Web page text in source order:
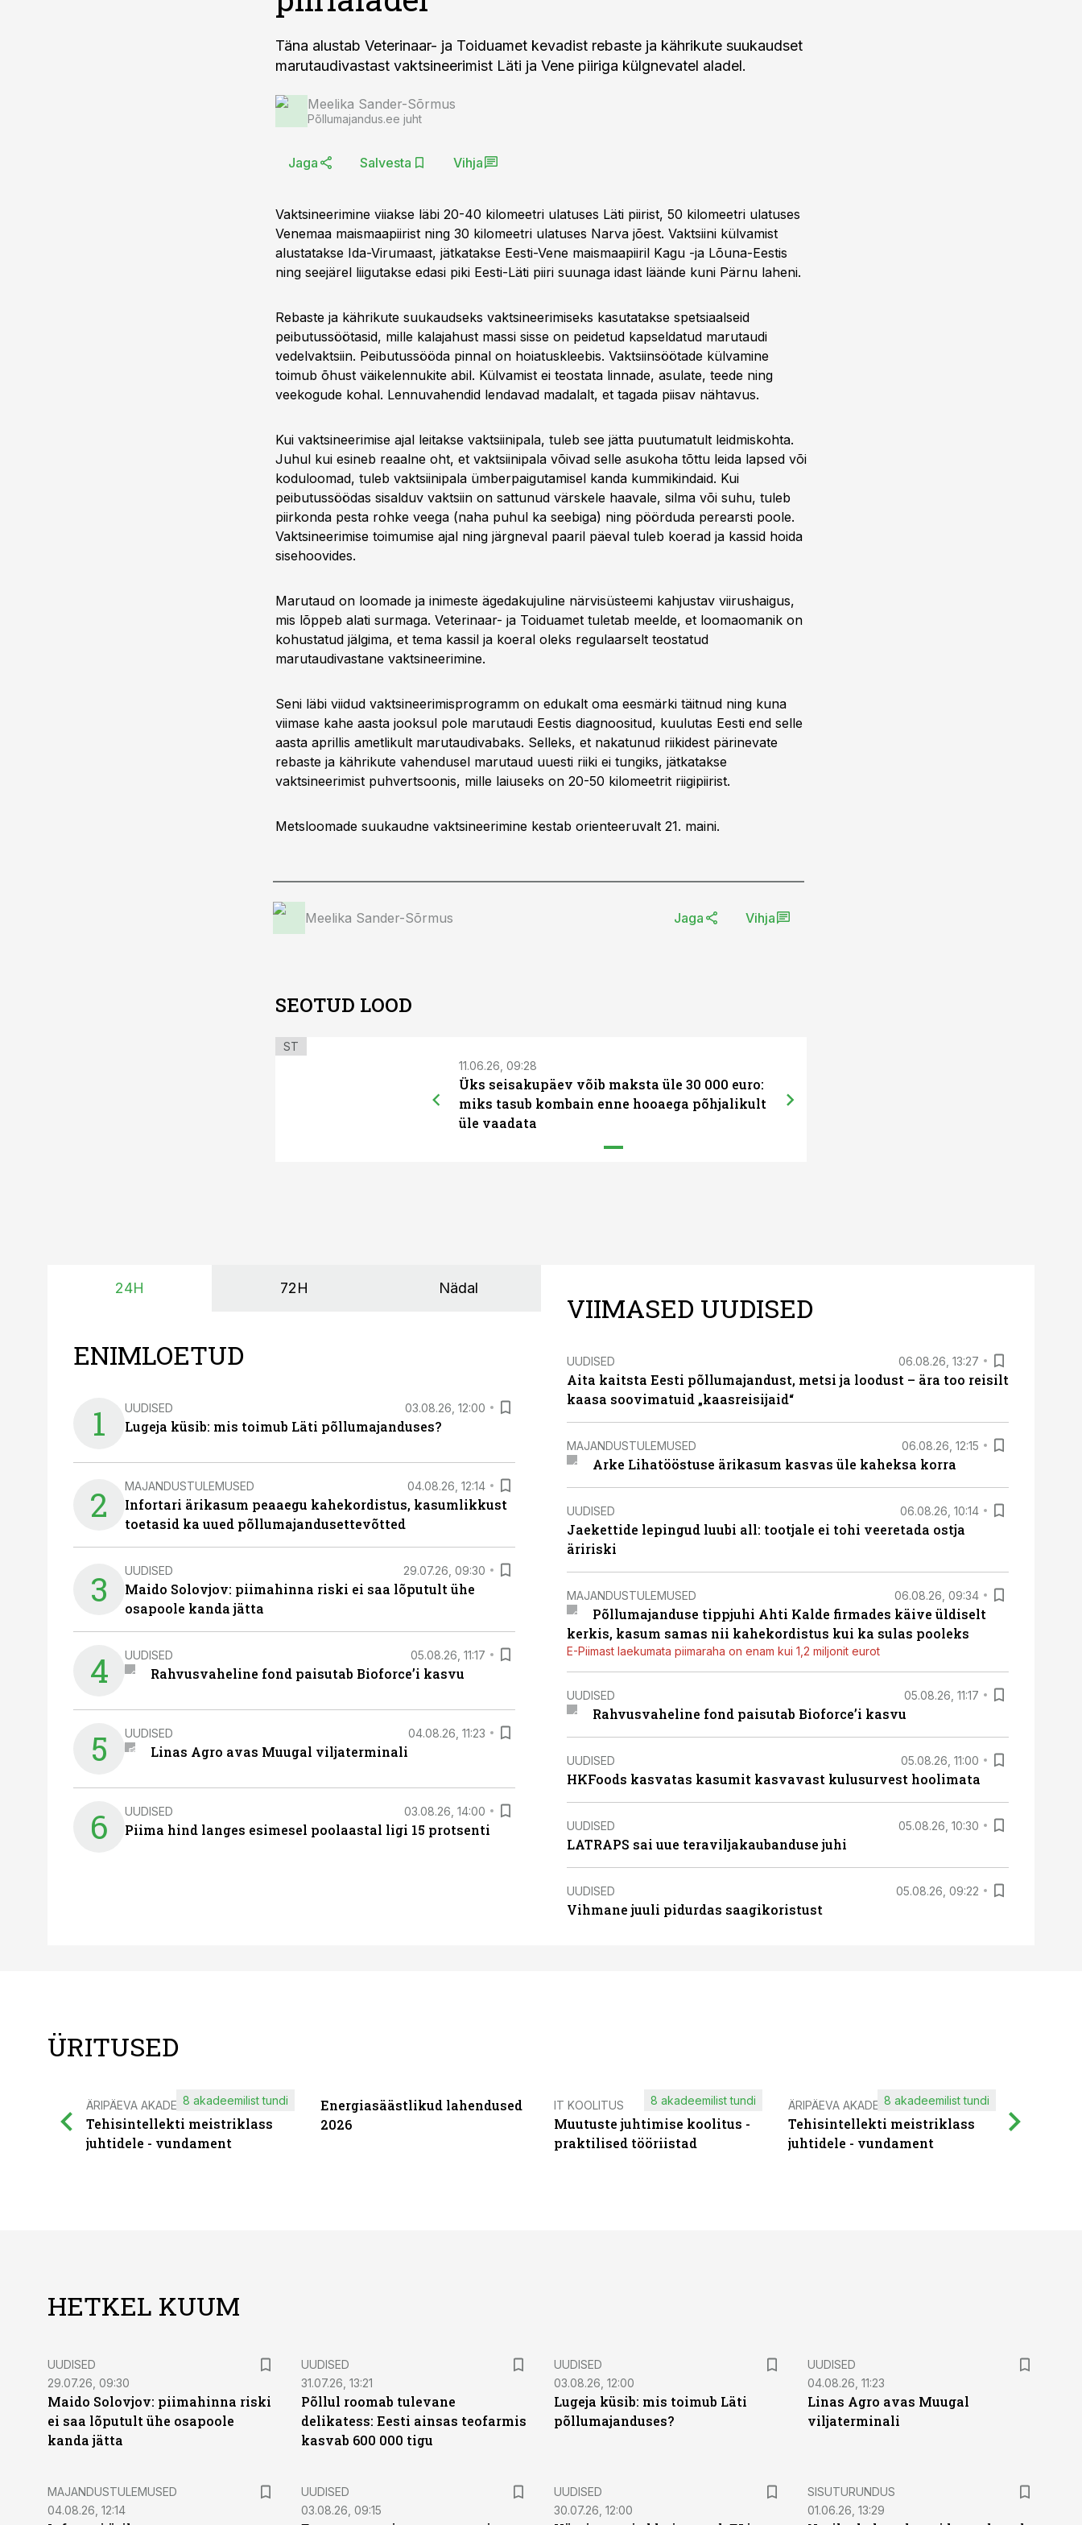
Täna alustab Veterinaar- ja Toiduamet kevadist rebaste ja kährikute suukaudset
marutaudivastast vaktsineerimist Läti ja Vene piiriga külgnevatel aladel.
Meelika Sander-Sõrmus
Põllumajandus.ee juht
Jaga Salvesta Vihja
Vaktsineerimine viiakse läbi 20-40 kilomeetri ulatuses Läti piirist, 50 kilomeetri ulatuses
Venemaa maismaapiirist ning 30 kilomeetri ulatuses Narva jõest. Vaktsiini külvamist
alustatakse Ida-Virumaast, jätkatakse Eesti-Vene maismaapiiril Kagu -ja Lõuna-Eestis
ning seejärel liigutakse edasi piki Eesti-Läti piiri suunaga idast läände kuni Pärnu laheni.
Rebaste ja kährikute suukaudseks vaktsineerimiseks kasutatakse spetsiaalseid
peibutussöötasid, mille kalajahust massi sisse on peidetud kapseldatud marutaudi
vedelvaktsiin. Peibutussööda pinnal on hoiatuskleebis. Vaktsiinsöötade külvamine
toimub õhust väikelennukite abil. Külvamist ei teostata linnade, asulate, teede ning
veekogude kohal. Lennuvahendid lendavad madalalt, et tagada piisav nähtavus.
Kui vaktsineerimise ajal leitakse vaktsiinipala, tuleb see jätta puutumatult leidmiskohta.
Juhul kui esineb reaalne oht, et vaktsiinipala võivad selle asukoha tõttu leida lapsed või
koduloomad, tuleb vaktsiinipala ümberpaigutamisel kanda kummikindaid. Kui
peibutussöödas sisalduv vaktsiin on sattunud värskele haavale, silma või suhu, tuleb
piirkonda pesta rohke veega (naha puhul ka seebiga) ning pöörduda perearsti poole.
Vaktsineerimise toimumise ajal ning järgneval paaril päeval tuleb koerad ja kassid hoida
sisehoovides.
Marutaud on loomade ja inimeste ägedakujuline närvisüsteemi kahjustav viirushaigus,
mis lõppeb alati surmaga. Veterinaar- ja Toiduamet tuletab meelde, et loomaomanik on
kohustatud jälgima, et tema kassil ja koeral oleks regulaarselt teostatud
marutaudivastane vaktsineerimine.
Seni läbi viidud vaktsineerimisprogramm on edukalt oma eesmärki täitnud ning kuna
viimase kahe aasta jooksul pole marutaudi Eestis diagnoositud, kuulutas Eesti end selle
aasta aprillis ametlikult marutaudivabaks. Selleks, et nakatunud riikidest pärinevate
rebaste ja kährikute vahendusel marutaud uuesti riiki ei tungiks, jätkatakse
vaktsineerimist puhvertsoonis, mille laiuseks on 20-50 kilomeetrit riigipiirist.
Metsloomade suukaudne vaktsineerimine kestab orienteeruvalt 21. maini.
Meelika Sander-Sõrmus Jaga Vihja
SEOTUD LOOD
ST
11.06.26, 09:28
Üks seisakupäev võib maksta üle 30 000 euro:
miks tasub kombain enne hooaega põhjalikult
üle vaadata
24H 72H Nädal
ENIMLOETUD
1 UUDISED 03.08.26, 12:00
Lugeja küsib: mis toimub Läti põllumajanduses?
2 MAJANDUSTULEMUSED 04.08.26, 12:14
Infortari ärikasum peaaegu kahekordistus, kasumlikkust
toetasid ka uued põllumajandusettevõtted
3 UUDISED 29.07.26, 09:30
Maido Solovjov: piimahinna riski ei saa lõputult ühe
osapoole kanda jätta
4 UUDISED 05.08.26, 11:17
Rahvusvaheline fond paisutab Bioforce’i kasvu
5 UUDISED 04.08.26, 11:23
Linas Agro avas Muugal viljaterminali
6 UUDISED 03.08.26, 14:00
Piima hind langes esimesel poolaastal ligi 15 protsenti
VIIMASED UUDISED
UUDISED 06.08.26, 13:27
Aita kaitsta Eesti põllumajandust, metsi ja loodust – ära too reisilt
kaasa soovimatuid „kaasreisijaid“
MAJANDUSTULEMUSED 06.08.26, 12:15
Arke Lihatööstuse ärikasum kasvas üle kaheksa korra
UUDISED 06.08.26, 10:14
Jaekettide lepingud luubi all: tootjale ei tohi veeretada ostja
äririski
MAJANDUSTULEMUSED 06.08.26, 09:34
Põllumajanduse tippjuhi Ahti Kalde firmades käive üldiselt
kerkis, kasum samas nii kahekordistus kui ka sulas pooleks
E-Piimast laekumata piimaraha on enam kui 1,2 miljonit eurot
UUDISED 05.08.26, 11:17
Rahvusvaheline fond paisutab Bioforce’i kasvu
UUDISED 05.08.26, 11:00
HKFoods kasvatas kasumit kasvavast kulusurvest hoolimata
UUDISED 05.08.26, 10:30
LATRAPS sai uue teraviljakaubanduse juhi
UUDISED 05.08.26, 09:22
Vihmane juuli pidurdas saagikoristust
ÜRITUSED
ÄRIPÄEVA AKADEEMIA
Tehisintellekti meistriklass
juhtidele - vundament
8 akadeemilist tundi
Energiasäästlikud lahendused
2026
IT KOOLITUS
Muutuste juhtimise koolitus -
praktilised tööriistad
8 akadeemilist tundi ÄRIPÄEVA AKADEEMIA
Tehisintellekti meistriklass
juhtidele - vundament
8 akadeemilist tundi
HETKEL KUUM
UUDISED
29.07.26, 09:30
Maido Solovjov: piimahinna riski
ei saa lõputult ühe osapoole
kanda jätta
UUDISED
31.07.26, 13:21
Põllul roomab tulevane
delikatess: Eesti ainsas teofarmis
kasvab 600 000 tigu
UUDISED
03.08.26, 12:00
Lugeja küsib: mis toimub Läti
põllumajanduses?
UUDISED
04.08.26, 11:23
Linas Agro avas Muugal
viljaterminali
MAJANDUSTULEMUSED
04.08.26, 12:14
UUDISED
03.08.26, 09:15
UUDISED
30.07.26, 12:00
ST
SISUTURUNDUS
01.06.26, 13:29